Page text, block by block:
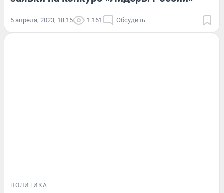
5 апреля, 2023, 18:15 1 161 Обсудить
ПОЛИТИКА